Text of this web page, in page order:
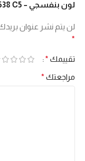
لون بنفسجي – YY9538 C5”
لن يتم نشر عنوان بريدك
*
تقييمك *
مراجعتك *